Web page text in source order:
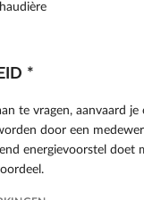
*
te vragen, aanvaard je
door een
energievoorstel doet